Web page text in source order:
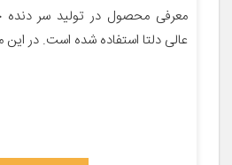
معرفی محصول در تولید سر
عالی دلتا استفاده شده است. در